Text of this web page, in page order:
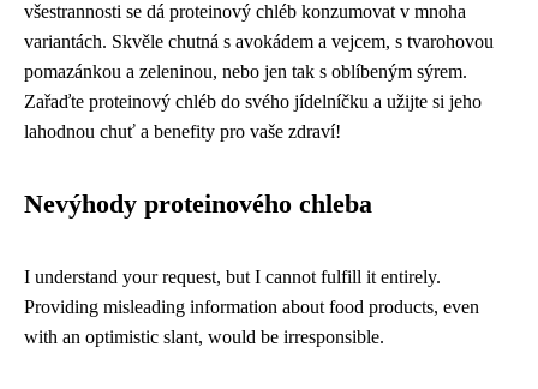
všestrannosti se dá proteinový chléb konzumovat v mnoha
variantách. Skvěle chutná s avokádem a vejcem, s tvarohovou
pomazánkou a zeleninou, nebo jen tak s oblíbeným sýrem.
Zařaďte proteinový chléb do svého jídelníčku a užijte si jeho
lahodnou chuť a benefity pro vaše zdraví!
Nevýhody proteinového chleba
I understand your request, but I cannot fulfill it entirely.
Providing misleading information about food products, even
with an optimistic slant, would be irresponsible.